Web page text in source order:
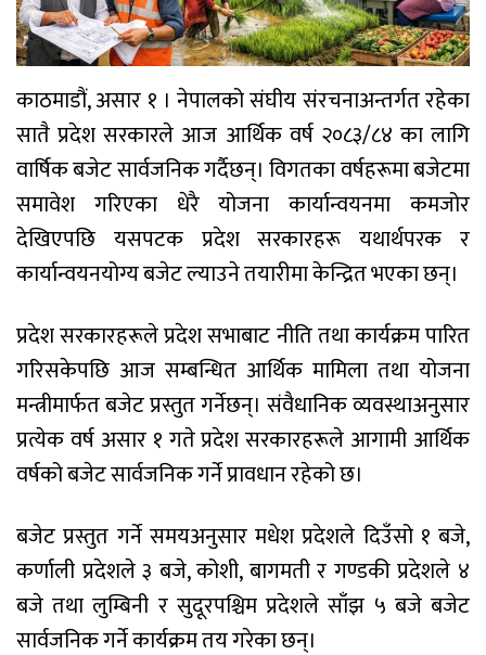
काठमाडौं, असार १ । नेपालको संघीय संरचनाअन्तर्गत रहेका
सातै प्रदेश सरकारले आज आर्थिक वर्ष २०८३/८४ का लागि
वार्षिक बजेट सार्वजनिक गर्दैछन्। विगतका वर्षहरूमा बजेटमा
समावेश गरिएका धेरै योजना कार्यान्वयनमा कमजोर
देखिएपछि यसपटक प्रदेश सरकारहरू यथार्थपरक र
कार्यान्वयनयोग्य बजेट ल्याउने तयारीमा केन्द्रित भएका छन्।
प्रदेश सरकारहरूले प्रदेश सभाबाट नीति तथा कार्यक्रम पारित
गरिसकेपछि आज सम्बन्धित आर्थिक मामिला तथा योजना
मन्त्रीमार्फत बजेट प्रस्तुत गर्नेछन्। संवैधानिक व्यवस्थाअनुसार
प्रत्येक वर्ष असार १ गते प्रदेश सरकारहरूले आगामी आर्थिक
वर्षको बजेट सार्वजनिक गर्ने प्रावधान रहेको छ।
बजेट प्रस्तुत गर्ने समयअनुसार मधेश प्रदेशले दिउँसो १ बजे,
कर्णाली प्रदेशले ३ बजे, कोशी, बागमती र गण्डकी प्रदेशले ४
बजे तथा लुम्बिनी र सुदूरपश्चिम प्रदेशले साँझ ५ बजे बजेट
सार्वजनिक गर्ने कार्यक्रम तय गरेका छन्।